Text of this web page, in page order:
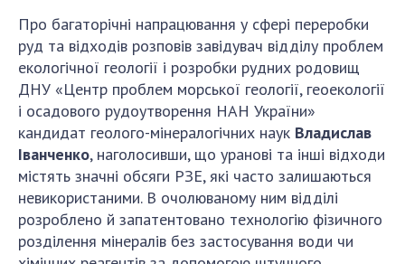
Про багаторічні напрацювання у сфері переробки
руд та відходів розповів завідувач відділу проблем
екологічної геології і розробки рудних родовищ
ДНУ «Центр проблем морської геології, геоекології
і осадового рудоутворення НАН України»
кандидат геолого-мінералогічних наук Владислав
Іванченко, наголосивши, що уранові та інші відходи
містять значні обсяги РЗЕ, які часто залишаються
невикористаними. В очолюваному ним відділі
розроблено й запатентовано технологію фізичного
розділення мінералів без застосування води чи